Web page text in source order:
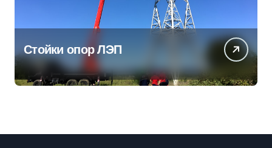
Стойки опор ЛЭП